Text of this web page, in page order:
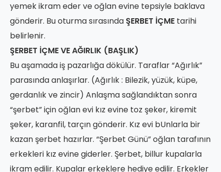
yemek ikram eder ve oğlan evine tepsiyle baklava
gönderir. Bu oturma sırasında ŞERBET İÇME tarihi
belirlenir.
ŞERBET İÇME VE AĞIRLIK (BAŞLIK)
Bu aşamada iş pazarlığa dökülür. Taraflar “Ağırlık”
parasında anlaşırlar. (Ağırlık : Bilezik, yüzük, küpe,
gerdanlık ve zincir) Anlaşma sağlandıktan sonra
“şerbet” için oğlan evi kız evine toz şeker, kiremit
şeker, karanfil, tarçın gönderir. Kız evi bUnlarla bir
kazan şerbet hazırlar. “Şerbet Günü” oğlan tarafının
erkekleri kız evine giderler. Şerbet, billur kupalarla
ikram edilir. Kupalar erkeklere hediye edilir. Erkekler